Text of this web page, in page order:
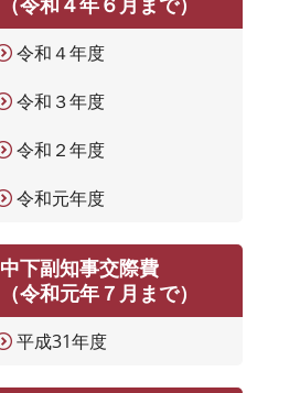
令和４年度
令和３年度
令和２年度
令和元年度
中下副知事交際費
（令和元年７月まで）
平成31年度